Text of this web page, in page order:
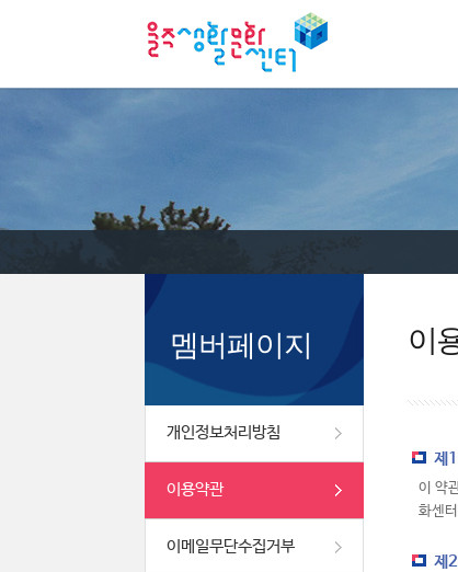
멤버페이지
개인정보처리방침
이용약관
이메일무단수집거부
이
제
이 약
화센
제